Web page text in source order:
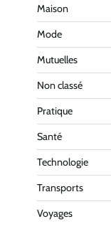
Maison
Mode
Mutuelles
Non classé
Pratique
Santé
Technologie
Transports
Voyages